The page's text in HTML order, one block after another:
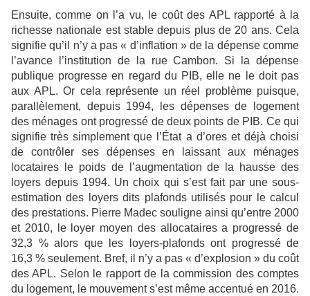
Ensuite, comme on l’a vu, le coût des APL rapporté à la
richesse nationale est stable depuis plus de 20 ans. Cela
signifie qu’il n’y a pas « d’inflation » de la dépense comme
l’avance l’institution de la rue Cambon. Si la dépense
publique progresse en regard du PIB, elle ne le doit pas
aux APL. Or cela représente un réel problème puisque,
parallèlement, depuis 1994, les dépenses de logement
des ménages ont progressé de deux points de PIB. Ce qui
signifie très simplement que l’État a d’ores et déjà choisi
de contrôler ses dépenses en laissant aux ménages
locataires le poids de l’augmentation de la hausse des
loyers depuis 1994. Un choix qui s’est fait par une sous-
estimation des loyers dits plafonds utilisés pour le calcul
des prestations. Pierre Madec souligne ainsi qu’entre 2000
et 2010, le loyer moyen des allocataires a progressé de
32,3 % alors que les loyers-plafonds ont progressé de
16,3 % seulement. Bref, il n’y a pas « d’explosion » du coût
des APL. Selon le rapport de la commission des comptes
du logement, le mouvement s’est même accentué en 2016.